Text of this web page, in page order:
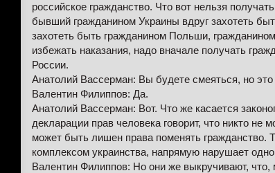
российское гражданство. Что вот нельзя
бывший гражданином Украины вдруг захотеть
захотеть быть гражданином Польши,
избежать наказания, надо вначале получать
России.
Анатолий Вассерман: Вы будете смеяться, но
Валентин Филиппов: Да.
Анатолий Вассерман: Вот. Что же касается
декларации прав человека говорит, что никто
может быть лишен права поменять гражданство.
комплексом украинства, напрямую нарушает
Валентин Филиппов: Но они же выкручивают,